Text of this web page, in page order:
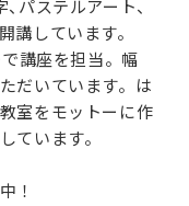
パステルアート、
講しています。
講座を担当。幅
だいています。は
室をモットーに作
ています。
！